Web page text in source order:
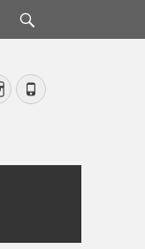
Instagram
Phone